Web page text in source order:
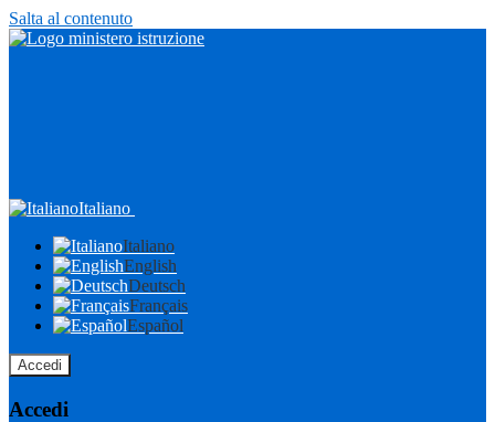
Salta al contenuto
Italiano
Italiano
English
Deutsch
Français
Español
Accedi
Accedi